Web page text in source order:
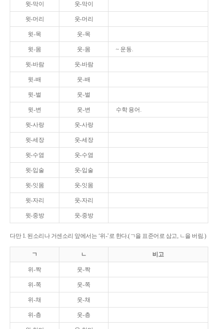
윗-막이 웃-막이
윗-머리 웃-머리
윗-목 웃-목
윗-몸 웃-몸 ~ 운동.
윗-바람 웃-바람
윗-배 웃-배
윗-벌 웃-벌
윗-변 웃-변 수학 용어.
윗-사랑 웃-사랑
윗-세장 웃-세장
윗-수염 웃-수염
윗-입술 웃-입술
윗-잇몸 웃-잇몸
윗-자리 웃-자리
윗-중방 웃-중방
다만 1. 된소리나 거센소리 앞에서는 ‘위-’로 한다.(ㄱ을 표준어로 삼고, ㄴ을 버림.)
ㄱ ㄴ 비고
위-짝 웃-짝
위-쪽 웃-쪽
위-채 웃-채
위-층 웃-층